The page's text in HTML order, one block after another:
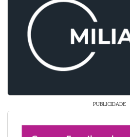
PUBLICIDADE